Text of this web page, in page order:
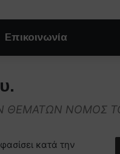
Επικοινωνία
ΘΕΜΑΤΩΝ ΝΟΜΟΣ
κατά την